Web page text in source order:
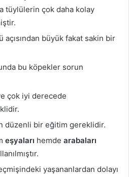
tüylülerin çok daha kolay
açısından büyük fakat sakin bir
bu köpekler sorun
çok iyi derecede
düzenli bir eğitim gereklidir.
eşyaları hemde arabaları
yaşananlardan dolayı